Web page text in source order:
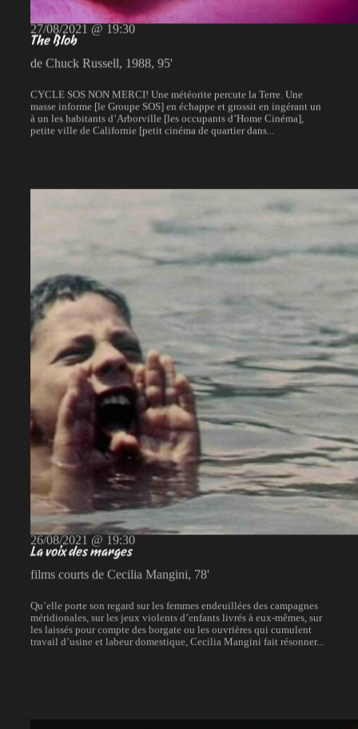
27/08/2021 @ 19:30
The Blob
de Chuck Russell, 1988, 95'
CYCLE SOS NON MERCI! Une météorite percute la Terre. Une
masse informe [le Groupe SOS] en échappe et grossit en ingérant un
à un les habitants d’Arborville [les occupants d’Home Cinéma],
petite ville de Californie [petit cinéma de quartier dans...
26/08/2021 @ 19:30
La voix des marges
films courts de Cecilia Mangini, 78'
Qu’elle porte son regard sur les femmes endeuillées des campagnes
méridionales, sur les jeux violents d’enfants livrés à eux-mêmes, sur
les laissés pour compte des borgate ou les ouvrières qui cumulent
travail d’usine et labeur domestique, Cecilia Mangini fait résonner...